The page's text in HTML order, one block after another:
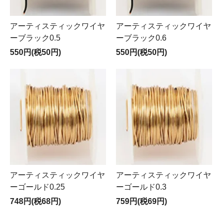
アーティスティックワイヤ
ーブラック0.5
550円(税50円)
アーティスティックワイヤ
ーブラック0.6
550円(税50円)
アーティスティックワイヤ
ーゴールド0.25
748円(税68円)
アーティスティックワイヤ
ーゴールド0.3
759円(税69円)